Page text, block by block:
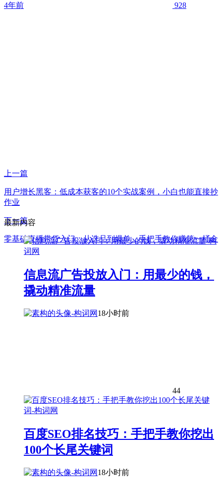
4年前 928
上一篇
用户增长黑客：低成本获客的10个实战案例，小白也能直接抄
作业
下一篇
零基础直播带货入门：从选品到爆单，手把手教你赚第一桶金
最新内容
信息流广告投放入门：用最少的钱，
撬动精准流量
18小时前
44
百度SEO排名技巧：手把手教你挖出
100个长尾关键词
18小时前